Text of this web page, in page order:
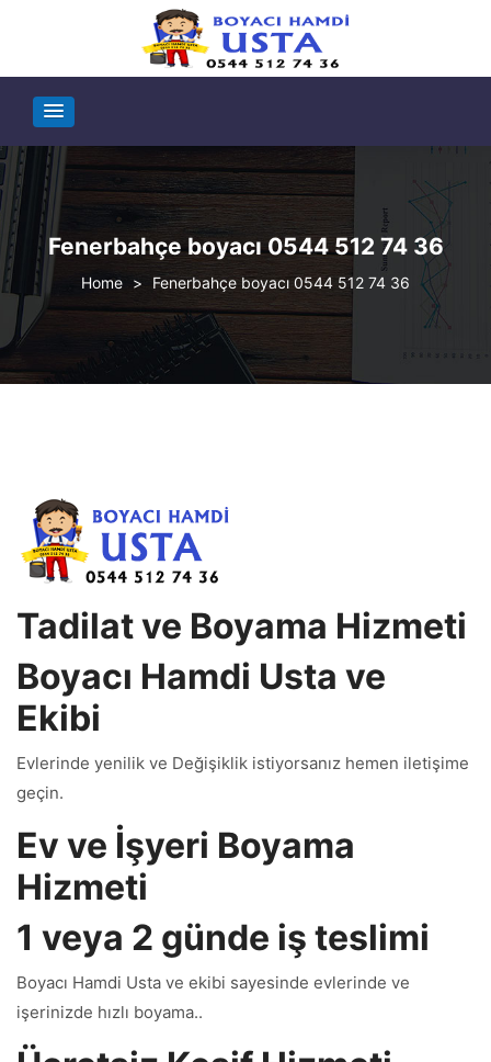
Fenerbahçe boyacı 0544 512 74 36
> Fenerbahçe boyacı 0544 512 74 36
Tadilat ve Boyama Hizmeti
Boyacı Hamdi Usta ve
Ekibi
Evlerinde yenilik ve Değişiklik istiyorsanız hemen iletişime
geçin.
Ev ve İşyeri Boyama
Hizmeti
1 veya 2 günde iş teslimi
Boyacı Hamdi Usta ve ekibi sayesinde evlerinde ve
işerinizde hızlı boyama..